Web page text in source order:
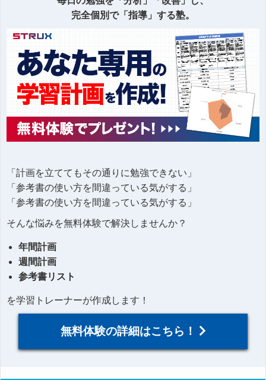
完全個別で「指導」する塾。
「計画を立ててもその通りに勉強できない」
「参考書の使い方を間違っている気がする」
「参考書の使い方を間違っている気がする」
そんな悩みを無料体験で解決しませんか？
年間計画
週間計画
参考書リスト
を学習トレーナーが作成します！
無料体験の詳細はこちら！